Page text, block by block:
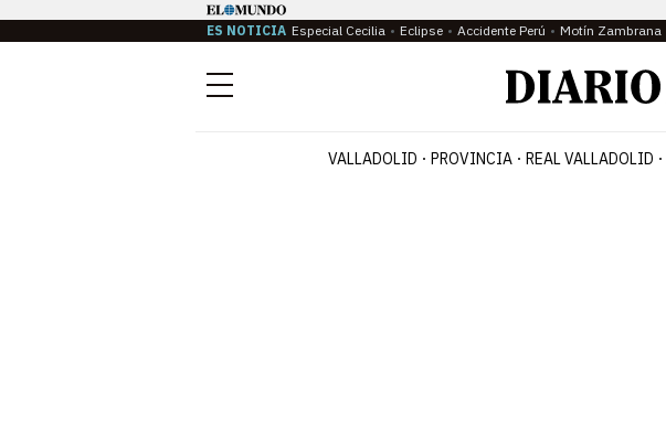
ES NOTICIA Especial Cecilia Eclipse Accidente Perú Motín Zambrana
Menú
VALLADOLID PROVINCIA REAL VALLADOLID